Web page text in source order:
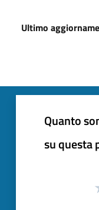
Ultimo
Quanto
su questa